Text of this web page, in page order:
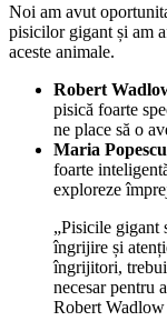
Noi am avut
pisicilor gigant și am
aceste animale.
Robert
pisică foarte
ne place să o
Maria
foarte
exploreze
„Pisicile gigant
îngrijire și
îngrijitori,
necesar pentru
Robert Wadlow